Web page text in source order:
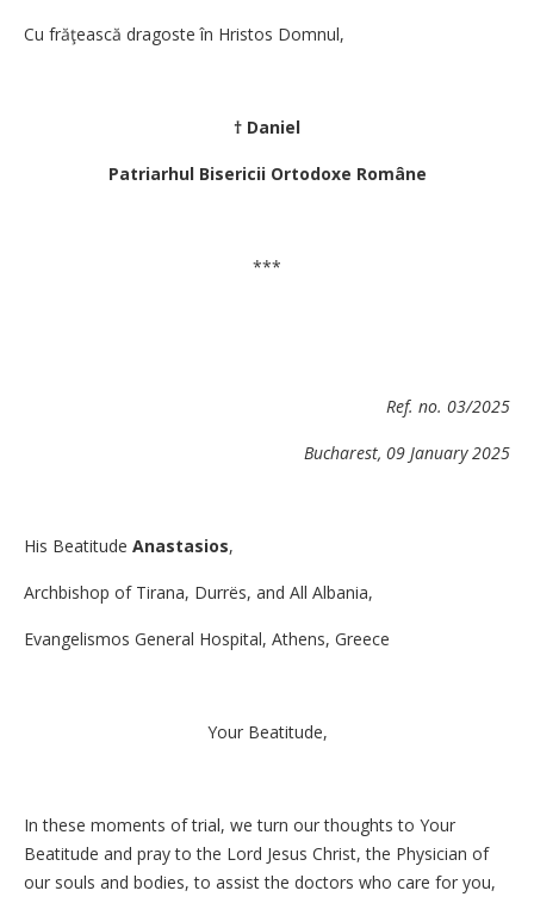
Cu frăţească dragoste în Hristos Domnul,
† Daniel
Patriarhul Bisericii Ortodoxe Române
***
Ref. no. 03/2025
Bucharest, 09 January 2025
His Beatitude Anastasios,
Archbishop of Tirana, Durrës, and All Albania,
Evangelismos General Hospital, Athens, Greece
Your Beatitude,
In these moments of trial, we turn our thoughts to Your
Beatitude and pray to the Lord Jesus Christ, the Physician of
our souls and bodies, to assist the doctors who care for you,